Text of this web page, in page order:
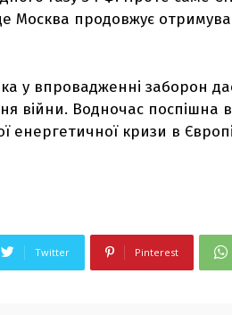
Москва продовжує
у впровадженні заборон дає
війни. Водночас поспішна
енергетичної кризи в
Twitter Pinterest